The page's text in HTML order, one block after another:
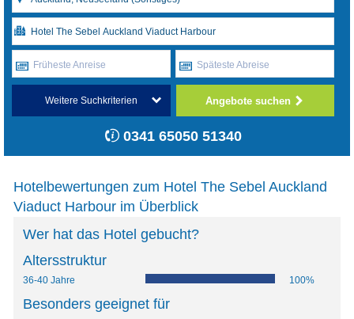
Früheste Anreise Späteste Abreise
Weitere Suchkriterien Angebote suchen
0341 65050 51340
Hotelbewertungen zum Hotel The Sebel Auckland
Viaduct Harbour im Überblick
Wer hat das Hotel gebucht?
Altersstruktur
36-40 Jahre 100%
Besonders geeignet für